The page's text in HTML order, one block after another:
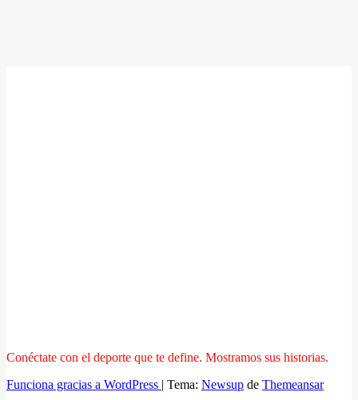
Conéctate con el deporte que te define. Mostramos sus historias.
Funciona gracias a WordPress | Tema: Newsup de Themeansar